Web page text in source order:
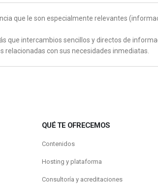
que le son especialmente relevantes
que intercambios sencillos y directos de
relacionadas con sus necesidades inmediatas.
QUÉ TE OFRECEMOS
Contenidos
Hosting y plataforma
Consultoría y acreditaciones